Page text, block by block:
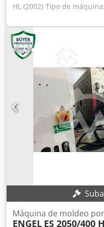
HL (2002) Tipo de
accionamiento / Fuerza
ENGEL Modelo: ES 750/
Sistema de control:
toneladas Dcsdpfx Aozr U
barras de soporte H =
de tracción V = 457 mm
Máquina de moldeo
ENGEL ES 2050/400